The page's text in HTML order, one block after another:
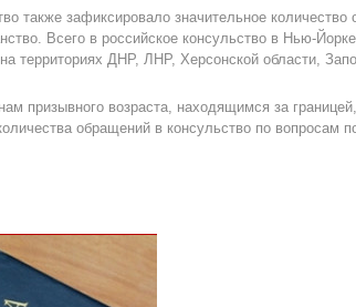
также зафиксировало значительное
Всего в российское консульство в Нью-
территориях ДНР, ЛНР, Херсонской области,
призывного возраста, находящимся за
обращений в консульство по вопросам